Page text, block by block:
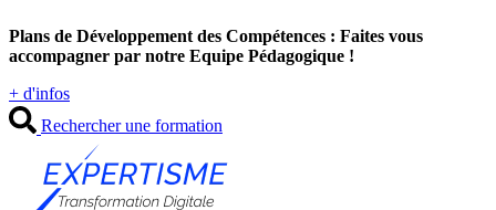
au
contenu
Plans de Développement des Compétences : Faites vous
accompagner par notre Equipe Pédagogique !
+ d'infos
Rechercher une formation